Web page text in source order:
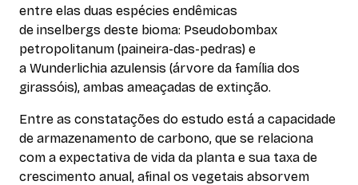
entre elas duas espécies endêmicas
de inselbergs deste bioma: Pseudobombax
petropolitanum (paineira-das-pedras) e
a Wunderlichia azulensis (árvore da família dos
girassóis), ambas ameaçadas de extinção.
Entre as constatações do estudo está a capacidade
de armazenamento de carbono, que se relaciona
com a expectativa de vida da planta e sua taxa de
crescimento anual, afinal os vegetais absorvem